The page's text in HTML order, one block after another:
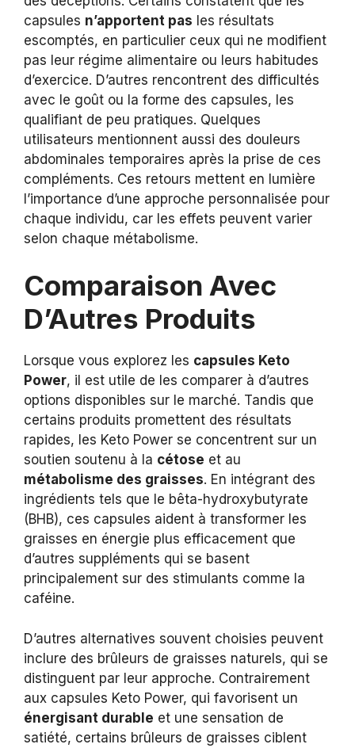
capsules n’apportent pas les résultats
escomptés, en particulier ceux qui ne modifient
pas leur régime alimentaire ou leurs habitudes
d’exercice. D’autres rencontrent des difficultés
avec le goût ou la forme des capsules, les
qualifiant de peu pratiques. Quelques
utilisateurs mentionnent aussi des douleurs
abdominales temporaires après la prise de ces
compléments. Ces retours mettent en lumière
l’importance d’une approche personnalisée pour
chaque individu, car les effets peuvent varier
selon chaque métabolisme.
Comparaison Avec
D’Autres Produits
Lorsque vous explorez les capsules Keto
Power, il est utile de les comparer à d’autres
options disponibles sur le marché. Tandis que
certains produits promettent des résultats
rapides, les Keto Power se concentrent sur un
soutien soutenu à la cétose et au
métabolisme des graisses. En intégrant des
ingrédients tels que le bêta-hydroxybutyrate
(BHB), ces capsules aident à transformer les
graisses en énergie plus efficacement que
d’autres suppléments qui se basent
principalement sur des stimulants comme la
caféine.
D’autres alternatives souvent choisies peuvent
inclure des brûleurs de graisses naturels, qui se
distinguent par leur approche. Contrairement
aux capsules Keto Power, qui favorisent un
énergisant durable et une sensation de
satiété, certains brûleurs de graisses ciblent